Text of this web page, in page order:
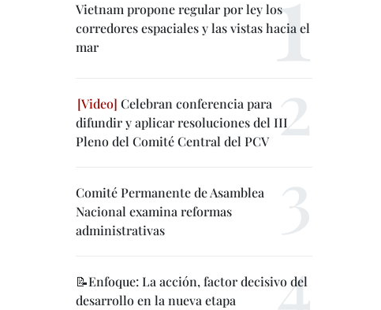
Vietnam propone regular por ley los
corredores espaciales y las vistas hacia el
mar
Celebran conferencia para
difundir y aplicar resoluciones del III
Pleno del Comité Central del PCV
Comité Permanente de Asamblea
Nacional examina reformas
administrativas
📝Enfoque: La acción, factor decisivo del
desarrollo en la nueva etapa